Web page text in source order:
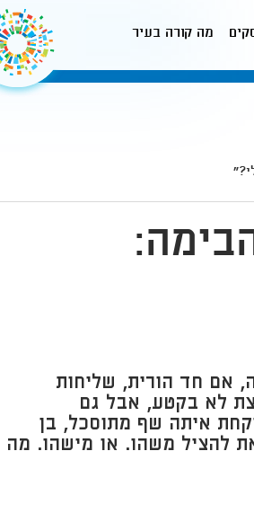
מה קורה בעיר
אם חד הורית, שליחות
לא בקטע, אבל גם
איתה שף מתוסכל, בן
להציל משהו. או מישהו. מה